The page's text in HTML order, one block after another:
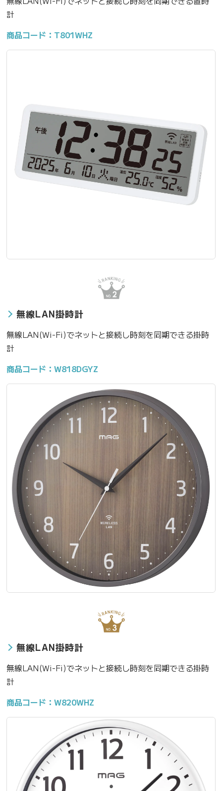
計
商品コード：T801WHZ
無線LAN掛時計
無線LAN(Wi-Fi)でネットと接続し時刻を同期できる掛時
計
商品コード：W818DGYZ
無線LAN掛時計
無線LAN(Wi-Fi)でネットと接続し時刻を同期できる掛時
計
商品コード：W820WHZ